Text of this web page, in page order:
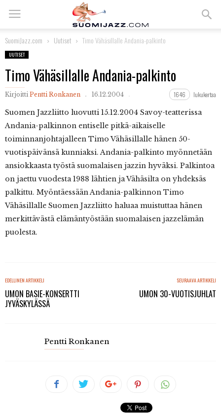
SuomiJazz.com Uutiset Timo Vähäsillalle Andania-palkinto
UUTISET
Timo Vähäsillalle Andania-palkinto
Kirjoitti Pentti Ronkanen 16.12.2004 1646 lukukertaa
Suomen Jazzliitto luovutti 15.12.2004 Savoy-teatterissa
Andania-palkinnon entiselle pitkä-aikaiselle
toiminnanjohtajalleen Timo Vähäsillalle hänen 50-
vuotispäivänsä kunniaksi. Andania-palkinto myönnetään
ansiokkaasta työstä suomalaisen jazzin hyväksi. Palkintoa
on jaettu vuodesta 1988 lähtien ja Vähäsilta on yhdeksäs
palkittu. Myöntäessään Andania-palkinnon Timo
Vähäsillalle Suomen Jazzliitto haluaa muistuttaa hänen
merkittävästä elämäntyöstään suomalaisen jazzelämän
puolesta.
EDELLINEN ARTIKKELI
UMON BASIE-KONSERTTI
JYVÄSKYLÄSSÄ
SEURAAVA ARTIKKELI
UMON 30-VUOTISJUHLAT
Pentti Ronkanen